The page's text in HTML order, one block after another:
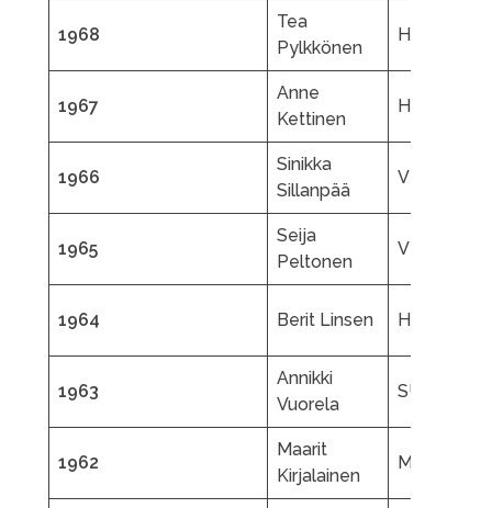
1968
Tea
Pylkkönen
HJK
1967
Anne
Kettinen
HSK
1966
Sinikka
Sillanpää
VLK
1965
Seija
Peltonen
VLK
1964 Berit Linsen HSK
1963
Annikki
Vuorela
SU
1962
Maarit
Kirjalainen
ML